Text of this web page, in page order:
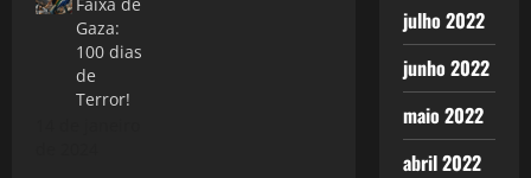
Faixa de
Gaza:
100 dias
de
Terror!
julho 2022
junho 2022
maio 2022
abril 2022